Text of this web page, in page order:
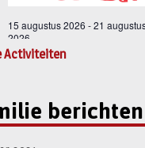
Activiteiten
berichten